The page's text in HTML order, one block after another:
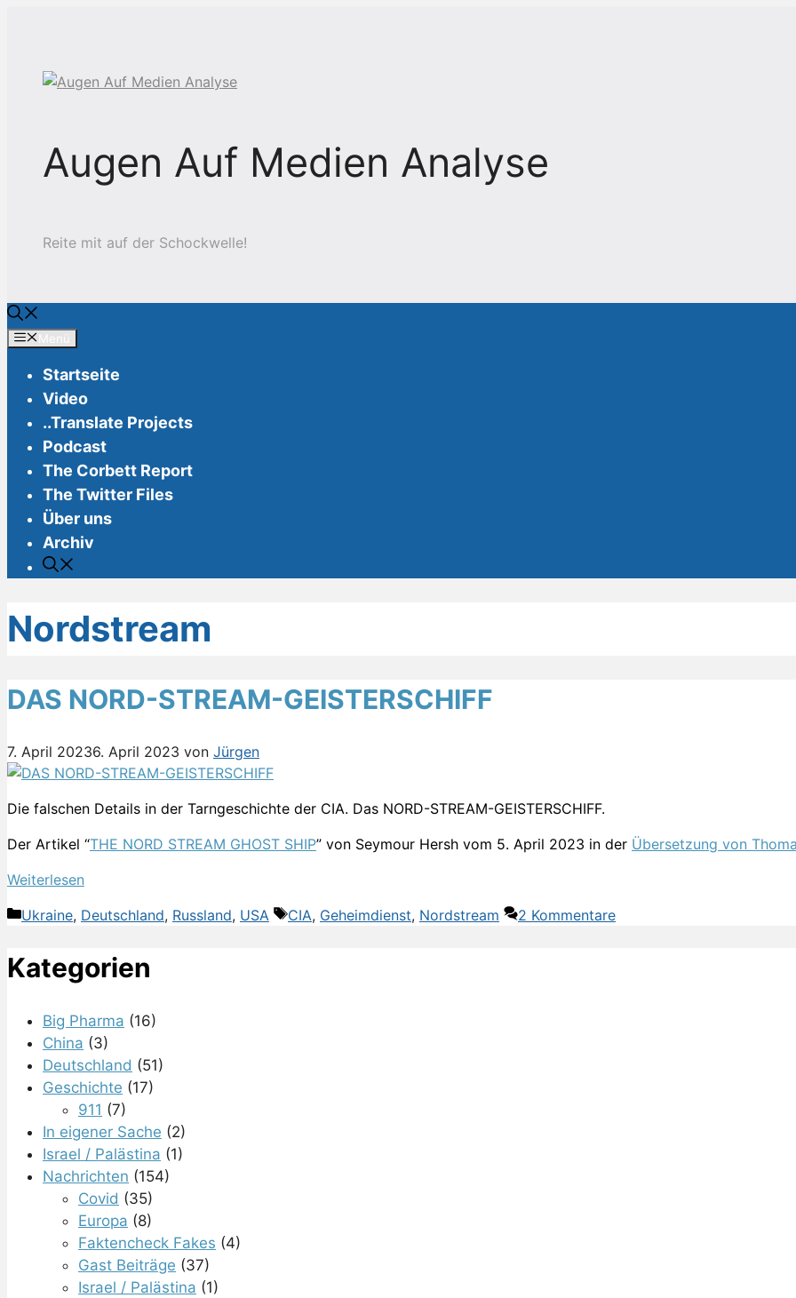
Augen Auf Medien Analyse
Reite mit auf der Schockwelle!
Menü
Startseite
Video
..Translate Projects
Podcast
The Corbett Report
The Twitter Files
Über uns
Archiv
Nordstream
DAS NORD-STREAM-GEISTERSCHIFF
7. April 20236. April 2023 von Jürgen
Die falschen Details in der Tarngeschichte der CIA. Das NORD-STREAM-GEISTERSCHIFF.
Der Artikel “THE NORD STREAM GHOST SHIP” von Seymour Hersh vom 5. April 2023 in der Übersetzung von
Weiterlesen
Kategorien
Ukraine, Deutschland, Russland, USA Schlagwörter
CIA, Geheimdienst, Nordstream 2 Kommentare
Kategorien
Big Pharma (16)
China (3)
Deutschland (51)
Geschichte (17)
911 (7)
In eigener Sache (2)
Israel / Palästina (1)
Nachrichten (154)
Covid (35)
Europa (8)
Faktencheck Fakes (4)
Gast Beiträge (37)
Israel / Palästina (1)